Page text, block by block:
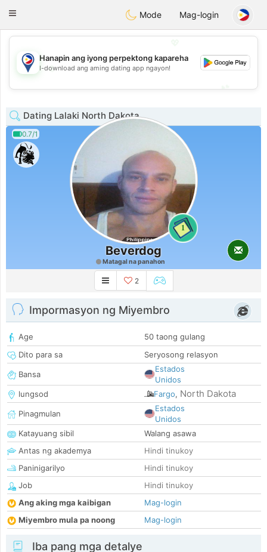
PhilippinesChat
Toggle
Mode Mag-login
💖
💕
Hanapin ang iyong perpektong kapareha
I-download ang aming dating app ngayon!
Dating Lalaki North Dakota
0.7/1
1
Beverdog
Matagal na panahon
2
Impormasyon ng Miyembro
Age
50 taong gulang
Dito para sa
Seryosong relasyon
Bansa
Estados
Unidos
lungsod
Fargo, North Dakota
Pinagmulan
Estados
Unidos
Katayuang sibil
Walang asawa
Antas ng akademya
Hindi tinukoy
Paninigarilyo
Hindi tinukoy
Job
Hindi tinukoy
Ang aking mga kaibigan
Mag-login
Miyembro mula pa noong
Mag-login
Iba pang mga detalye